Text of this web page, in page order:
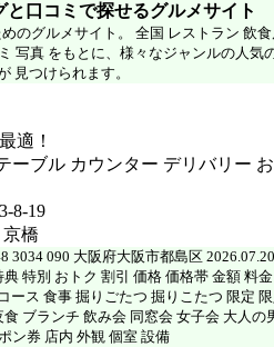
口コミで探せるグルメサイト
のグルメサイト。 全国 レストラン 飲
写真 をもとに、様々なジャンルの人気
見つけられます。
適！
ーブル カウンター デリバリー
8-19
橋
3034 090 大阪府大阪市都島区 2026.07.20
特別 おトク 割引 価格 価格帯 金額 料
ース 食事 掘りごたつ 掘りこたつ 限定
ブランチ 飲み会 同窓会 女子会 大人の
ン券 店内 外観 個室 設備